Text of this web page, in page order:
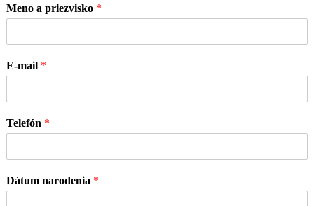
Meno a priezvisko *
E-mail *
Telefón *
Dátum narodenia *